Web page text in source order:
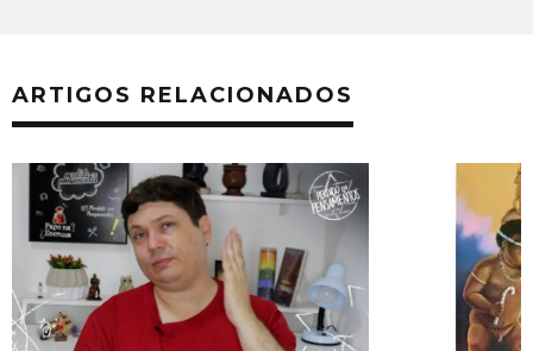
ARTIGOS RELACIONADOS